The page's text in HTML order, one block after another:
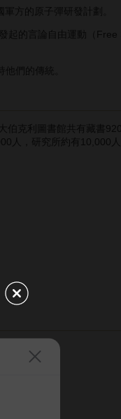
方的原子彈研發計劃。
的言論自由運動（Free
們的傳統。
克利圖書館共有藏書
人，研究所約有10,000人